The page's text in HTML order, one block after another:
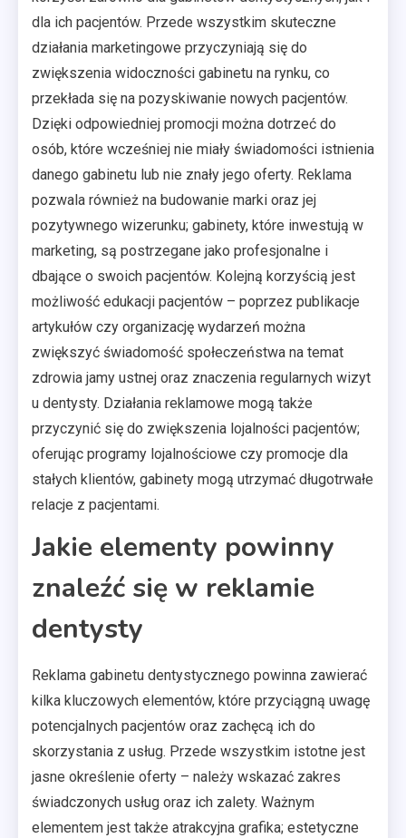
dla ich pacjentów. Przede wszystkim skuteczne
działania marketingowe przyczyniają się do
zwiększenia widoczności gabinetu na rynku, co
przekłada się na pozyskiwanie nowych pacjentów.
Dzięki odpowiedniej promocji można dotrzeć do
osób, które wcześniej nie miały świadomości istnienia
danego gabinetu lub nie znały jego oferty. Reklama
pozwala również na budowanie marki oraz jej
pozytywnego wizerunku; gabinety, które inwestują w
marketing, są postrzegane jako profesjonalne i
dbające o swoich pacjentów. Kolejną korzyścią jest
możliwość edukacji pacjentów – poprzez publikacje
artykułów czy organizację wydarzeń można
zwiększyć świadomość społeczeństwa na temat
zdrowia jamy ustnej oraz znaczenia regularnych wizyt
u dentysty. Działania reklamowe mogą także
przyczynić się do zwiększenia lojalności pacjentów;
oferując programy lojalnościowe czy promocje dla
stałych klientów, gabinety mogą utrzymać długotrwałe
relacje z pacjentami.
Jakie elementy powinny
znaleźć się w reklamie
dentysty
Reklama gabinetu dentystycznego powinna zawierać
kilka kluczowych elementów, które przyciągną uwagę
potencjalnych pacjentów oraz zachęcą ich do
skorzystania z usług. Przede wszystkim istotne jest
jasne określenie oferty – należy wskazać zakres
świadczonych usług oraz ich zalety. Ważnym
elementem jest także atrakcyjna grafika; estetyczne